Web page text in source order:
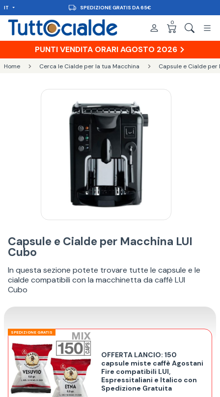
IT SPEDIZIONE GRATIS DA 65€
0
PUNTI VENDITA ORARI AGOSTO 2026
Home Cerca le Cialde per la tua Macchina Capsule e Cialde per
Capsule e Cialde per Macchina LUI
Cubo
In questa sezione potete trovare tutte le capsule e le
cialde compatibili con la macchinetta da caffè LUI
Cubo
SPEDIZIONE GRATIS
OFFERTA LANCIO: 150
capsule miste caffè Agostani
Fire compatibili LUI,
Espressitaliani e Italico con
Spedizione Gratuita